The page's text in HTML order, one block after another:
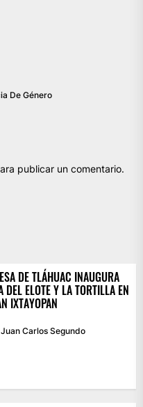
De Género
publicar un comentario.
DE TLÁHUAC INAUGURA
DEL ELOTE Y LA TORTILLA EN
IXTAYOPAN
Juan Carlos Segundo